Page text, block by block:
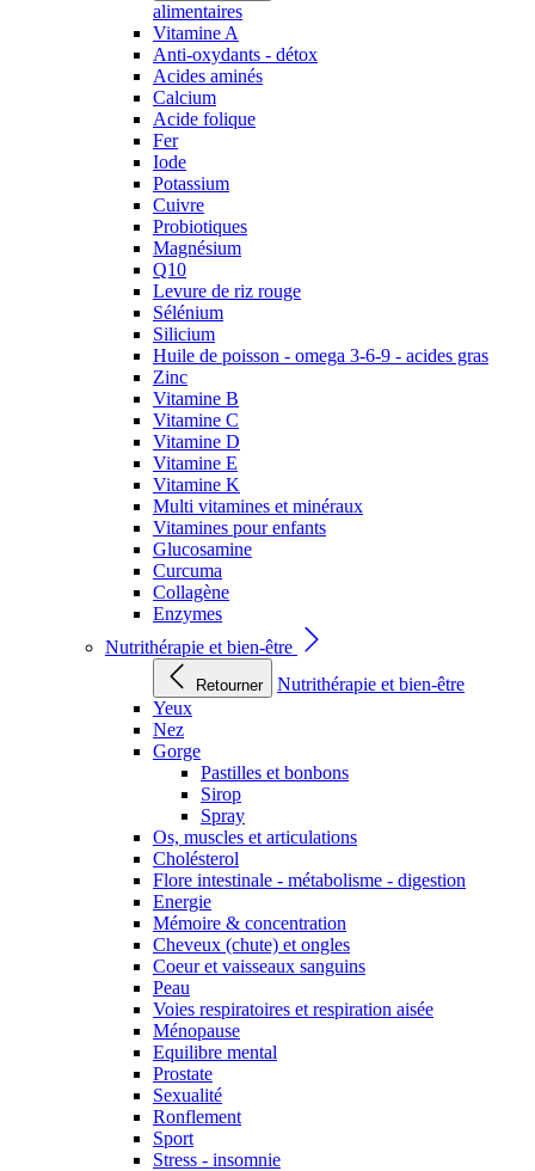
alimentaires
Vitamine A
Anti-oxydants - détox
Acides aminés
Calcium
Acide folique
Fer
Iode
Potassium
Cuivre
Probiotiques
Magnésium
Q10
Levure de riz rouge
Sélénium
Silicium
Huile de poisson - omega 3-6-9 - acides gras
Zinc
Vitamine B
Vitamine C
Vitamine D
Vitamine E
Vitamine K
Multi vitamines et minéraux
Vitamines pour enfants
Glucosamine
Curcuma
Collagène
Enzymes
Nutrithérapie et bien-être
Retourner
Nutrithérapie et bien-être
Yeux
Nez
Gorge
Pastilles et bonbons
Sirop
Spray
Os, muscles et articulations
Cholésterol
Flore intestinale - métabolisme - digestion
Energie
Mémoire & concentration
Cheveux (chute) et ongles
Coeur et vaisseaux sanguins
Peau
Voies respiratoires et respiration aisée
Ménopause
Equilibre mental
Prostate
Sexualité
Ronflement
Sport
Stress - insomnie